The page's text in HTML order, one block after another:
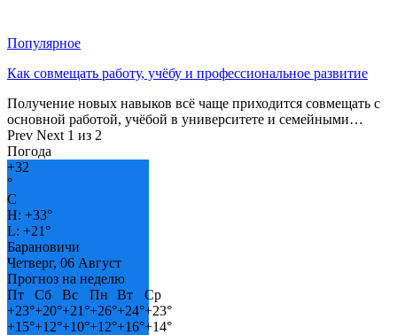
Популярное
Как совмещать работу, учёбу и профессиональное развитие
Получение новых навыков всё чаще приходится совмещать с
основной работой, учёбой в университете и семейными…
Prev Next 1 из 2
Погода
+32
°
C
H: +33°
L: +21°
Барановичи
Четверг, 06 Август
Прогноз на неделю
Пт
Сб Вс Пн Вт
Ср
+23°+20°+21°+26°+24°+23°
+15°+12°+10°+12°+16°+14°